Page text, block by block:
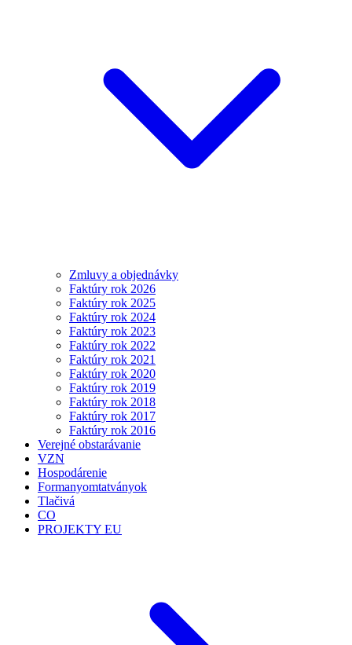
Zmluvy a objednávky
Faktúry rok 2026
Faktúry rok 2025
Faktúry rok 2024
Faktúry rok 2023
Faktúry rok 2022
Faktúry rok 2021
Faktúry rok 2020
Faktúry rok 2019
Faktúry rok 2018
Faktúry rok 2017
Faktúry rok 2016
Verejné obstarávanie
VZN
Hospodárenie
Formanyomtatványok
Tlačivá
CO
PROJEKTY EU